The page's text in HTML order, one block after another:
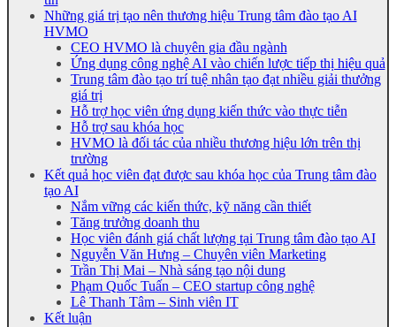
Những giá trị tạo nên thương hiệu Trung tâm đào tạo AI
HVMO
CEO HVMO là chuyên gia đầu ngành
Ứng dụng công nghệ AI vào chiến lược tiếp thị hiệu quả
Trung tâm đào tạo trí tuệ nhân tạo đạt nhiều giải thưởng
giá trị
Hỗ trợ học viên ứng dụng kiến thức vào thực tiễn
Hỗ trợ sau khóa học
HVMO là đối tác của nhiều thương hiệu lớn trên thị
trường
Kết quả học viên đạt được sau khóa học của Trung tâm đào
tạo AI
Nắm vững các kiến thức, kỹ năng cần thiết
Tăng trưởng doanh thu
Học viên đánh giá chất lượng tại Trung tâm đào tạo AI
Nguyễn Văn Hưng – Chuyên viên Marketing
Trần Thị Mai – Nhà sáng tạo nội dung
Phạm Quốc Tuấn – CEO startup công nghệ
Lê Thanh Tâm – Sinh viên IT
Kết luận